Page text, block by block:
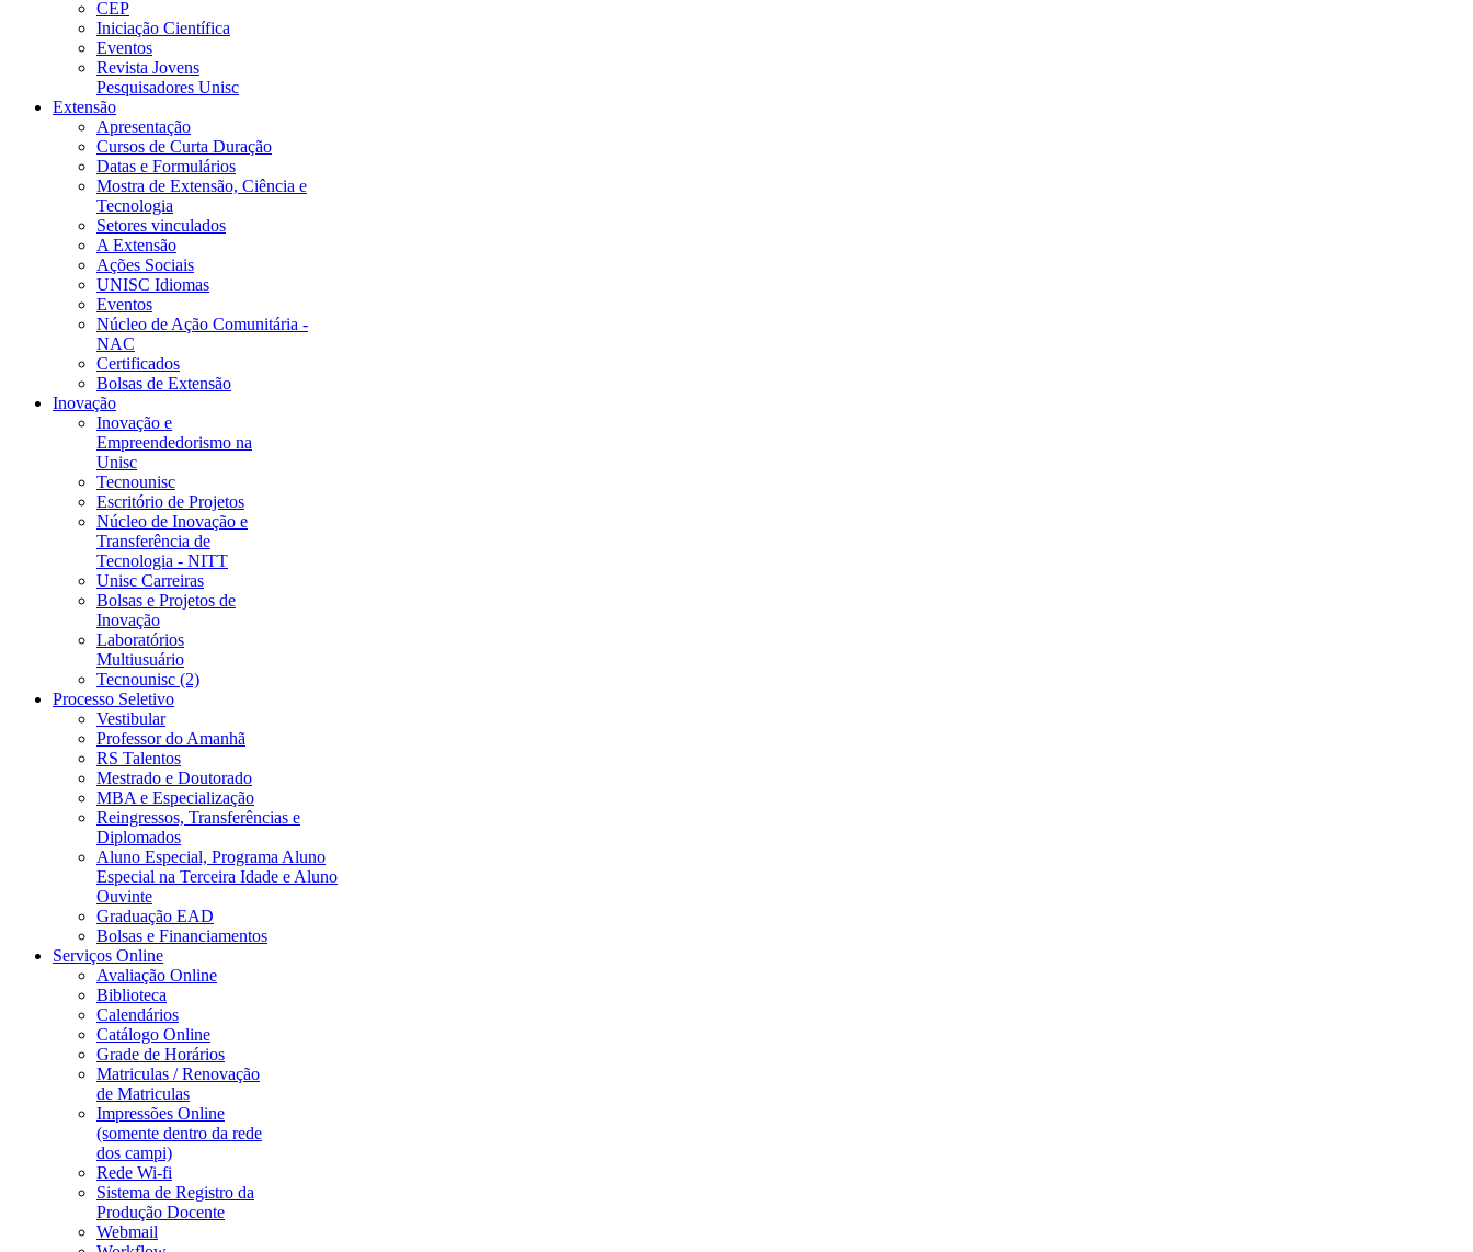
CEP
Iniciação Científica
Eventos
Revista Jovens
Pesquisadores Unisc
Extensão
Apresentação
Cursos de Curta Duração
Datas e Formulários
Mostra de Extensão, Ciência e
Tecnologia
Setores vinculados
A Extensão
Ações Sociais
UNISC Idiomas
Eventos
Núcleo de Ação Comunitária -
NAC
Certificados
Bolsas de Extensão
Inovação
Inovação e
Empreendedorismo na
Unisc
Tecnounisc
Escritório de Projetos
Núcleo de Inovação e
Transferência de
Tecnologia - NITT
Unisc Carreiras
Bolsas e Projetos de
Inovação
Laboratórios
Multiusuário
Tecnounisc (2)
Processo Seletivo
Vestibular
Professor do Amanhã
RS Talentos
Mestrado e Doutorado
MBA e Especialização
Reingressos, Transferências e
Diplomados
Aluno Especial, Programa Aluno
Especial na Terceira Idade e Aluno
Ouvinte
Graduação EAD
Bolsas e Financiamentos
Serviços Online
Avaliação Online
Biblioteca
Calendários
Catálogo Online
Grade de Horários
Matriculas / Renovação
de Matriculas
Impressões Online
(somente dentro da rede
dos campi)
Rede Wi-fi
Sistema de Registro da
Produção Docente
Webmail